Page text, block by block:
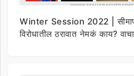
Winter Session 2022 |